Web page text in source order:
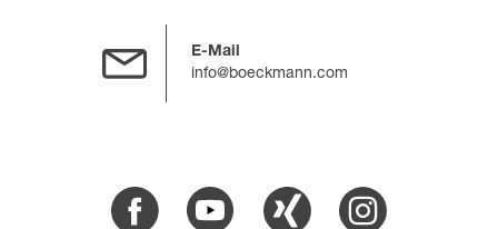
E-Mail
info@boeckmann.com
Facebook Youtube Xing Instagram